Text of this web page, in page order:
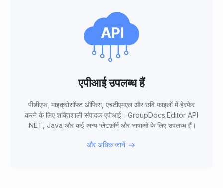
एपीआई उपलब्ध हैं
पीडीएफ, माइक्रोसॉफ्ट ऑफिस, एचटीएमएल और छवि फ़ाइलों में हेरफेर
करने के लिए शक्तिशाली संपादक एपीआई। GroupDocs.Editor API
.NET, Java और कई अन्य प्लेटफ़ॉर्म और भाषाओं के लिए उपलब्ध हैं।
और अधिक जानें